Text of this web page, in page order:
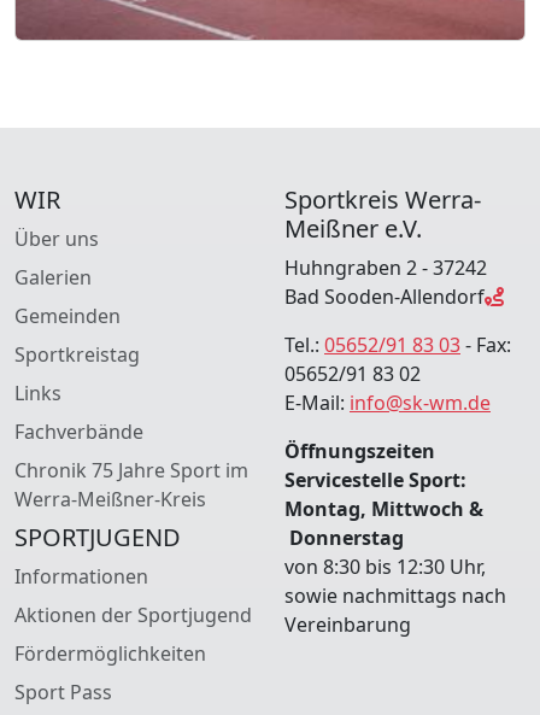
WIR
Über uns
Galerien
Gemeinden
Sportkreistag
Links
Fachverbände
Chronik 75 Jahre Sport im
Werra-Meißner-Kreis
SPORTJUGEND
Informationen
Aktionen der Sportjugend
Fördermöglichkeiten
Sport Pass
Sportkreis Werra-
Meißner e.V.
Huhngraben 2 - 37242
Bad Sooden-Allendorf
Tel.: 05652/91 83 03- Fax:
05652/91 83 02
E-Mail: info@sk-wm.de
Öffnungszeiten
Servicestelle Sport:
Montag, Mittwoch &
Donnerstag
von 8:30 bis 12:30 Uhr,
sowie nachmittags nach
Vereinbarung